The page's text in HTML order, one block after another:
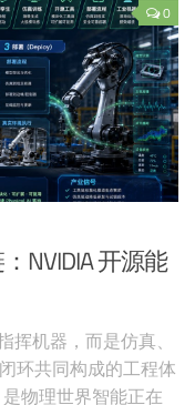
0
NVIDIA 开源能
挥机器，而是仿真、
环共同构成的工程体
物理世界智能正在